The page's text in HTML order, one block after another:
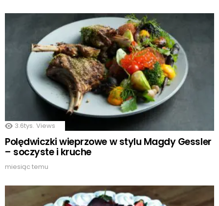
3.6tys. Views
Polędwiczki wieprzowe w stylu Magdy Gessler
– soczyste i kruche
miesiąc temu